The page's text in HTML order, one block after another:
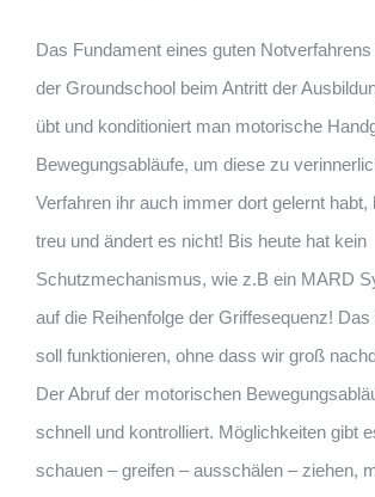
Das Fundament eines guten
der Groundschool beim Antritt der
übt und konditioniert man motorische
Bewegungsabläufe, um diese zu
Verfahren ihr auch immer dort gelernt habt,
treu und ändert es nicht! Bis heute hat kein
Schutzmechanismus, wie z.B ein MARD
auf die Reihenfolge der Griffesequenz!
soll funktionieren, ohne dass wir groß
Der Abruf der motorischen
schnell und kontrolliert. Möglichkeiten gibt
schauen – greifen – ausschälen – ziehen,